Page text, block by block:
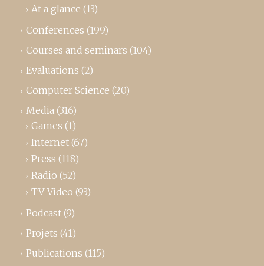
At a glance (13)
Conferences (199)
Courses and seminars (104)
Evaluations (2)
Computer Science (20)
Media (316)
Games (1)
Internet (67)
Press (118)
Radio (52)
TV-Video (93)
Podcast (9)
Projets (41)
Publications (115)